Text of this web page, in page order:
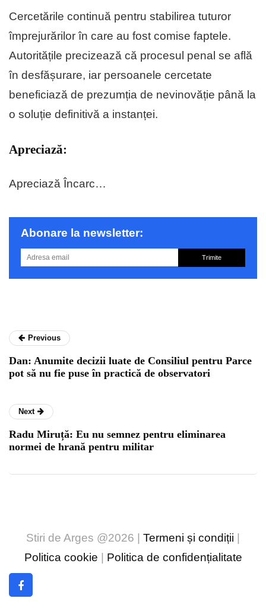
Cercetările continuă pentru stabilirea tuturor
împrejurărilor în care au fost comise faptele.
Autoritățile precizează că procesul penal se află
în desfășurare, iar persoanele cercetate
beneficiază de prezumția de nevinovăție până la
o soluție definitivă a instanței.
Apreciază:
Apreciază Încarc…
Abonare la newsletter:
Trimite
Previous
Dan: Anumite decizii luate de Consiliul pentru Parce
pot să nu fie puse în practică de observatori
Next
Radu Miruță: Eu nu semnez pentru eliminarea
normei de hrană pentru militar
Stiri de Arges @2026 | Termeni și condiții
Politica cookie
Politica de confidențialitate